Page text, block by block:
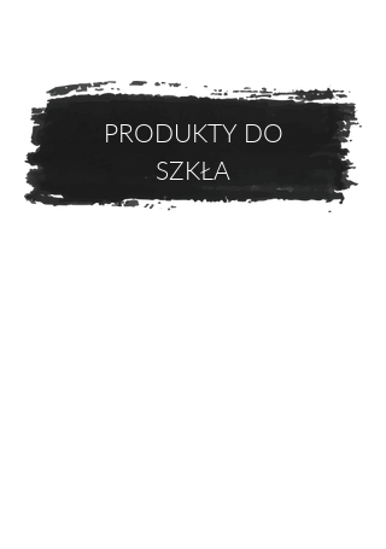
PRODUKTY DO
SZKŁA